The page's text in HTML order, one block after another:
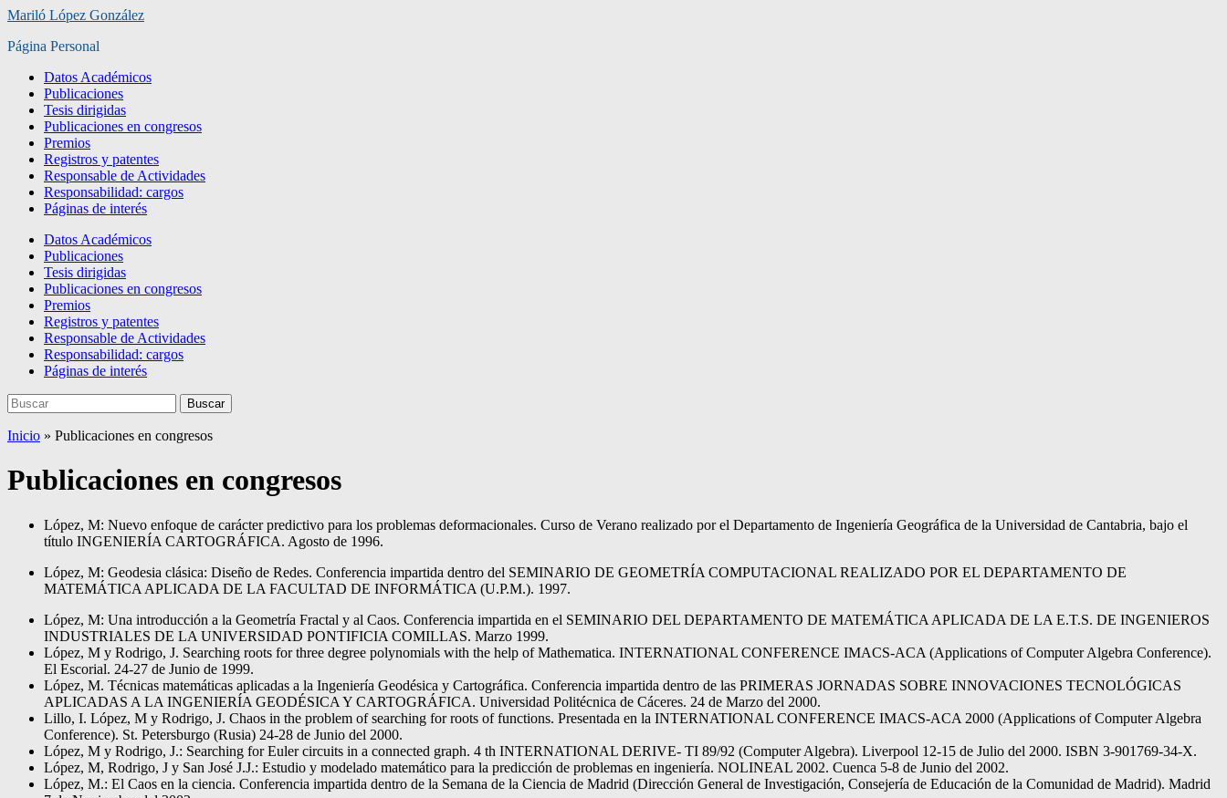
Saltar
contenido
Mariló López González
Página Personal
Alternar
menú
móvil
Datos Académicos
Publicaciones
Tesis dirigidas
Publicaciones en congresos
Premios
Registros y patentes
Responsable de Actividades
Responsabilidad: cargos
Páginas de interés
Datos Académicos
Publicaciones
Tesis dirigidas
Publicaciones en congresos
Premios
Registros y patentes
Responsable de Actividades
Responsabilidad: cargos
Páginas de interés
Buscar:
Buscar
Inicio » Publicaciones en congresos
Publicaciones en congresos
López, M: Nuevo enfoque de carácter predictivo para los problemas deformacionales. Curso de Verano realizado por el Departamento de Ingeniería Geográfica de la Universidad de Cantabria, bajo el
título INGENIERÍA CARTOGRÁFICA. Agosto de 1996.
López, M: Geodesia clásica: Diseño de Redes. Conferencia impartida dentro del SEMINARIO DE GEOMETRÍA COMPUTACIONAL REALIZADO POR EL DEPARTAMENTO DE
MATEMÁTICA APLICADA DE LA FACULTAD DE INFORMÁTICA (U.P.M.). 1997.
López, M: Una introducción a la Geometría Fractal y al Caos. Conferencia impartida en el SEMINARIO DEL DEPARTAMENTO DE MATEMÁTICA APLICADA DE LA E.T.S. DE INGENIEROS
INDUSTRIALES DE LA UNIVERSIDAD PONTIFICIA COMILLAS. Marzo 1999.
López, M y Rodrigo, J. Searching roots for three degree polynomials with the help of Mathematica. INTERNATIONAL CONFERENCE IMACS-ACA (Applications of Computer Algebra Conference).
El Escorial. 24-27 de Junio de 1999.
López, M. Técnicas matemáticas aplicadas a la Ingeniería Geodésica y Cartográfica. Conferencia impartida dentro de las PRIMERAS JORNADAS SOBRE INNOVACIONES TECNOLÓGICAS
APLICADAS A LA INGENIERÍA GEODÉSICA Y CARTOGRÁFICA. Universidad Politécnica de Cáceres. 24 de Marzo del 2000.
Lillo, I. López, M y Rodrigo, J. Chaos in the problem of searching for roots of functions. Presentada en la INTERNATIONAL CONFERENCE IMACS-ACA 2000 (Applications of Computer Algebra
Conference). St. Petersburgo (Rusia) 24-28 de Junio del 2000.
López, M y Rodrigo, J.: Searching for Euler circuits in a connected graph. 4 th INTERNATIONAL DERIVE- TI 89/92 (Computer Algebra). Liverpool 12-15 de Julio del 2000. ISBN 3-901769-34-X.
López, M, Rodrigo, J y San José J.J.: Estudio y modelado matemático para la predicción de problemas en ingeniería. NOLINEAL 2002. Cuenca 5-8 de Junio del 2002.
López, M.: El Caos en la ciencia. Conferencia impartida dentro de la Semana de la Ciencia de Madrid (Dirección General de Investigación, Consejería de Educación de la Comunidad de Madrid). Madrid